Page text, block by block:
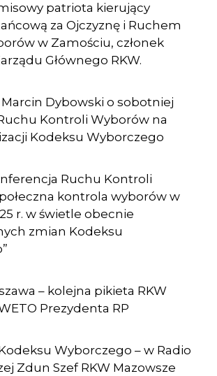
patriota kierujący
za Ojczyznę i Ruchem
w Zamościu, członek
Głównego RKW.
Marcin Dybowski o sobotniej
Kontroli Wyborów na
Kodeksu Wyborczego
Ruchu Kontroli
kontrola wyborów w
r. w świetle obecnie
zmian Kodeksu
– kolejna pikieta RKW
Prezydenta RP
Wyborczego – w Radio
Zdun Szef RKW Mazowsze